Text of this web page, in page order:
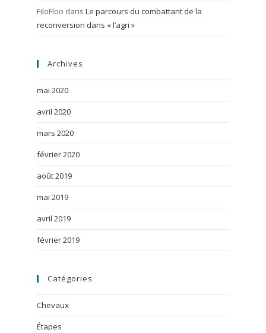
FiloFloo dansLe parcours du combattant de la
reconversion dans « l’agri »
Archives
mai 2020
avril 2020
mars 2020
février 2020
août 2019
mai 2019
avril 2019
février 2019
Catégories
Chevaux
Étapes